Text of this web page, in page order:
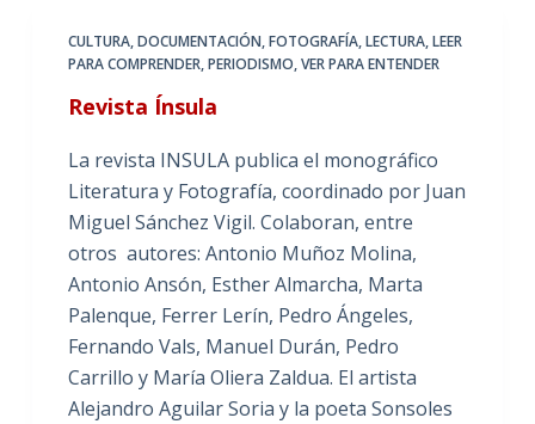
CULTURA,DOCUMENTACIÓN,FOTOGRAFÍA,LECTURA,LEER
PARA COMPRENDER,PERIODISMO,VER PARA ENTENDER
Revista Ínsula
La revista INSULA publica el monográfico
Literatura y Fotografía, coordinado por Juan
Miguel Sánchez Vigil. Colaboran, entre
otros autores: Antonio Muñoz Molina,
Antonio Ansón, Esther Almarcha, Marta
Palenque, Ferrer Lerín, Pedro Ángeles,
Fernando Vals, Manuel Durán, Pedro
Carrillo y María Oliera Zaldua. El artista
Alejandro Aguilar Soria y la poeta Sonsoles